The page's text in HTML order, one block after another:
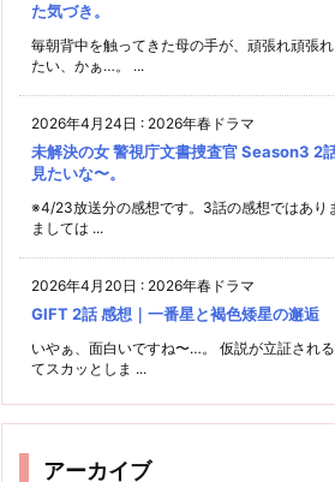
た気づき。
毎朝背中を触ってきた母の手が、頑張れ頑張
たい、かぁ…。 ...
2026年4月24日 : 2026年春ドラマ
未解決の女 警視庁文書捜査官 Season3 2
見たいな〜。
※4/23放送分の感想です。3話の感想ではあり
ましては ...
2026年4月20日 : 2026年春ドラマ
GIFT 2話 感想｜一番星と褐色矮星の邂逅
いやぁ、面白いですね〜…。 仮説が立証され
てスカッとしま ...
アーカイブ